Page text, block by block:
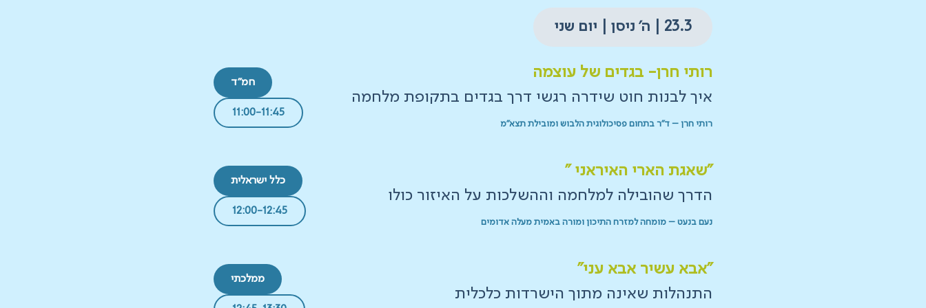
23.3 | ה׳ ניסן | יום שני
רותי חרן- בגדים של עוצמה
איך לבנות חוט שידרה רגשי דרך בגדים בתקופת מלחמה
רותי חרן – ד"ר בתחום פסיכולוגית הלבוש ומובילת תצא"מ
חמ"ד
11:00-11:45
"שאגת הארי האיראני "
הדרך שהובילה למלחמה וההשלכות על האיזור כולו
נעם בנעט – מומחה למזרח התיכון ומורה באמית מעלה אדומים
כלל ישראלית
12:00-12:45
"אבא עשיר אבא עני"
התנהלות שאינה מתוך הישרדות כלכלית
ממלכתי